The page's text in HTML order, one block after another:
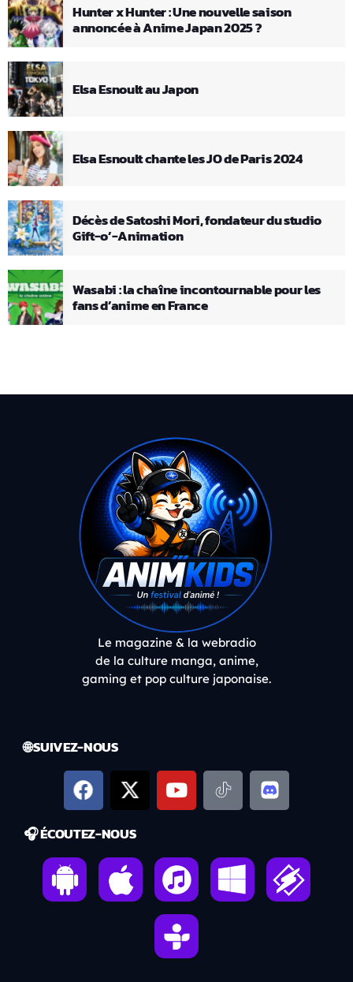
Hunter x Hunter : Une nouvelle saison
annoncée à Anime Japan 2025 ?
Elsa Esnoult au Japon
Elsa Esnoult chante les JO de Paris 2024
Décès de Satoshi Mori, fondateur du studio
Gift-o’-Animation
Wasabi : la chaîne incontournable pour les
fans d’anime en France
Le magazine & la webradio
de la culture manga, anime,
gaming et pop culture japonaise.
🌐 SUIVEZ-NOUS
🎧 ÉCOUTEZ-NOUS